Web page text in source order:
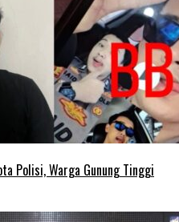
Polisi, Warga Gunung Tinggi